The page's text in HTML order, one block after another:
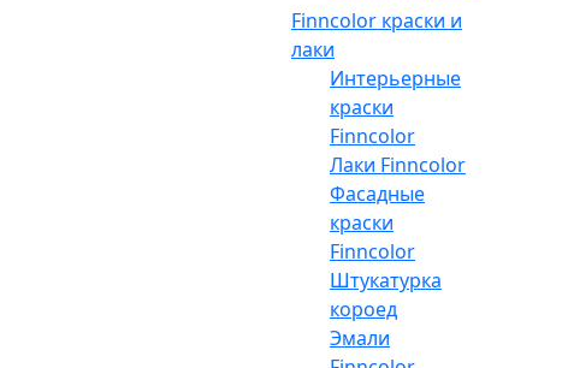
Finncolor краски и
лаки
Интерьерные
краски
Finncolor
Лаки Finncolor
Фасадные
краски
Finncolor
Штукатурка
короед
Эмали